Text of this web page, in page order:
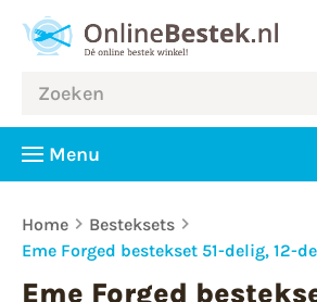
Menu
Home
Besteksets
Eme Forged bestekset 51-delig, 12-
Eme Forged